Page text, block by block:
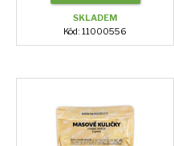
SKLADEM
Kód: 11000556